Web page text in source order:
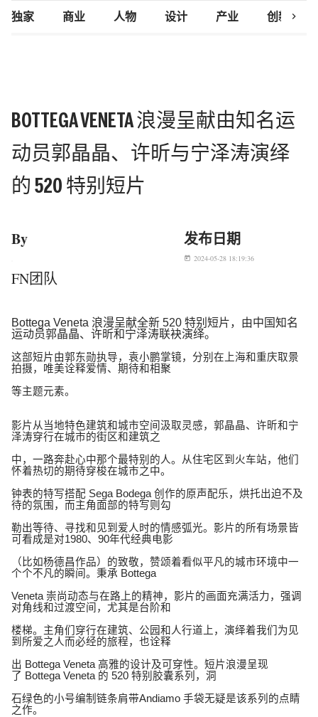
独家 商业 人物 设计 产业 创新研究
chevron_right
BOTTEGA VENETA 浪漫呈献由知名运
动员郭晶晶、许昕与宁泽涛演绎
的 520 特别短片
By
FN团队
发布日期
today 2024-05-28 18:19:36
Bottega Veneta 浪漫呈献全新 520 特别短片，由中国知名
运动员郭晶晶、许昕和宁泽涛联袂演绎。
这部短片由郭东勋执导，袁小鹏掌镜，分别在上海和重庆取景
拍摄，唯美诠释爱情、期待和相聚
等主题元素。
影片从当地特色建筑和城市空间汲取灵感，郭晶晶、许昕和宁
泽涛穿行在城市的街区和建筑之
中，一路奔赴心中那个最特别的人。从住宅区到火车站，他们
怀着热切的期待穿梭在城市之中。
钟表的特写搭配 Sega Bodega 创作的原声配乐，烘托出迫不及
待的氛围，而主角面部的特写则勾
勒出等待、寻找和见到爱人时的情感弧光。影片的所有场景皆
可看成是对1980、 90年代经典电影
（比如杨德昌作品）的致敬，赞颂着看似平凡的城市环境中一
个个不凡的瞬间。秉承 Bottega
Veneta 崇尚动态与在路上的精神，影片的画面充满活力，强调
对角线和过渡空间，尤其是台阶和
楼梯。主角们穿行在建筑、公园和人行道上，演绎着我们为见
到所爱之人而必经的旅程，也诠释
出 Bottega Veneta 高雅的设计及可穿性。短片浪漫呈现
了 Bottega Veneta 的 520 特别胶囊系列，洞
石绿色的小号编制链条肩带Andiamo 手袋无疑是该系列的点睛
之作。